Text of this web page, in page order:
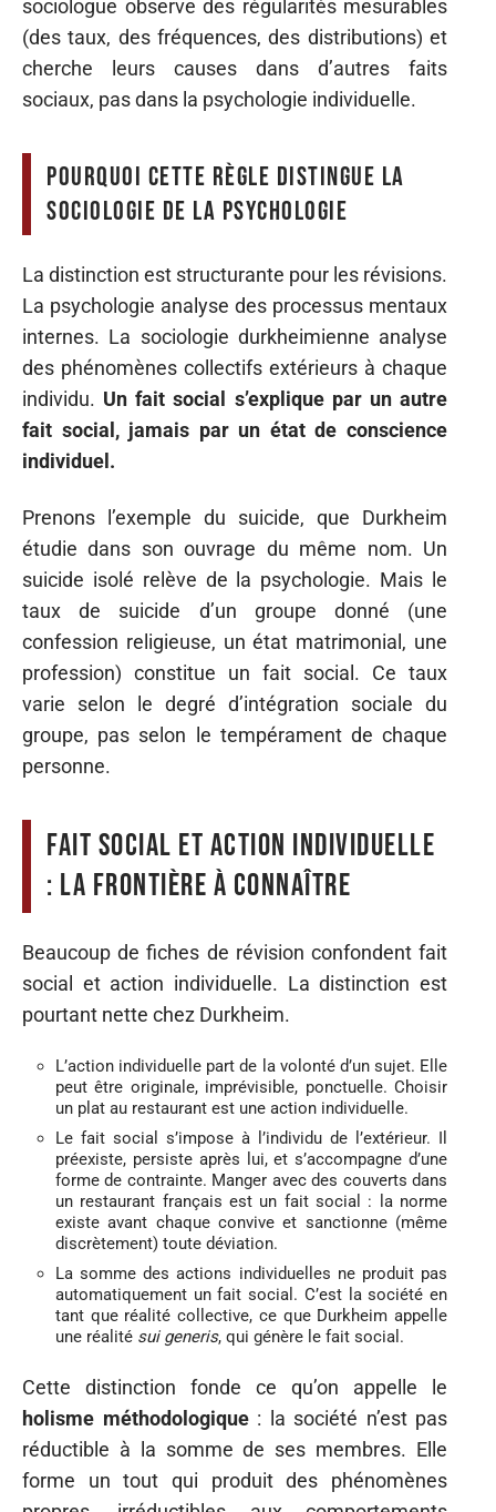
sociologue observe des régularités mesurables
(des taux, des fréquences, des distributions) et
cherche leurs causes dans d’autres faits
sociaux, pas dans la psychologie individuelle.
Pourquoi cette règle distingue la
sociologie de la psychologie
La distinction est structurante pour les révisions.
La psychologie analyse des processus mentaux
internes. La sociologie durkheimienne analyse
des phénomènes collectifs extérieurs à chaque
individu. Un fait social s’explique par un autre
fait social, jamais par un état de conscience
individuel.
Prenons l’exemple du suicide, que Durkheim
étudie dans son ouvrage du même nom. Un
suicide isolé relève de la psychologie. Mais le
taux de suicide d’un groupe donné (une
confession religieuse, un état matrimonial, une
profession) constitue un fait social. Ce taux
varie selon le degré d’intégration sociale du
groupe, pas selon le tempérament de chaque
personne.
Fait social et action individuelle
: la frontière à connaître
Beaucoup de fiches de révision confondent fait
social et action individuelle. La distinction est
pourtant nette chez Durkheim.
L’action individuelle part de la volonté d’un sujet. Elle
peut être originale, imprévisible, ponctuelle. Choisir
un plat au restaurant est une action individuelle.
Le fait social s’impose à l’individu de l’extérieur. Il
préexiste, persiste après lui, et s’accompagne d’une
forme de contrainte. Manger avec des couverts dans
un restaurant français est un fait social : la norme
existe avant chaque convive et sanctionne (même
discrètement) toute déviation.
La somme des actions individuelles ne produit pas
automatiquement un fait social. C’est la société en
tant que réalité collective, ce que Durkheim appelle
une réalité sui generis, qui génère le fait social.
Cette distinction fonde ce qu’on appelle le
holisme méthodologique: la société n’est pas
réductible à la somme de ses membres. Elle
forme un tout qui produit des phénomènes